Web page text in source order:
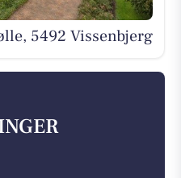
5492 Vissenbjerg